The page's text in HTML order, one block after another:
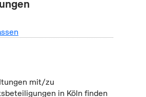
mit/zu
in Köln finden